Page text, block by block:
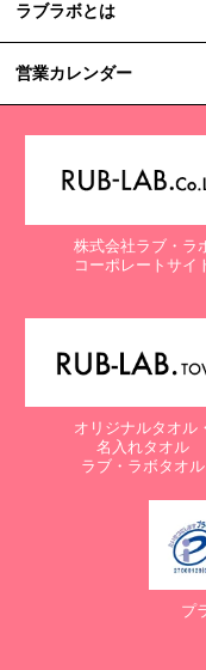
正等、利用停止等の請求
当社は、ご本人様から
情報の利用目的の通知
または第三者提供の停
【個人情報保護に関す
株式会社ラブ・ラボ
電話：087-847-2000
電子メール：info@rub-
【認定個人情報保護団
一般財団法人日本情報
〒106-0032 東京都港
ビル内
電話：03-5860-7565 /
７. 個人情報の提供の
お客様がご自身の個人
ご判断によりますが、
スが提供できない場合
ラブラボとは
営業カレンダー
株式会社ラブ・ラ
コーポレートサイ
オリジナルタオル・
名入れタオル
ラブ・ラボタオル
プ